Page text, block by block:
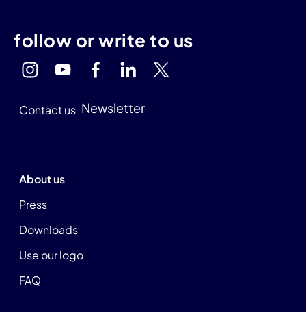
follow or write to us
Contact us Newsletter
About us
Press
Downloads
Use our logo
FAQ